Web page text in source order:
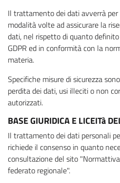
Il trattamento dei dati avverrà
modalità volte ad assicurare la
dati, nel rispetto di quanto
GDPR ed in conformità con la
materia.
Specifiche misure di sicurezza
perdita dei dati, usi illeciti o non
autorizzati.
BASE GIURIDICA E LICEITà
Il trattamento dei dati personali
richiede il consenso in quanto
consultazione del sito
federato regionale".